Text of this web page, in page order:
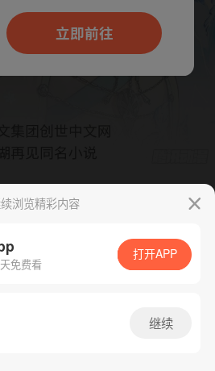
App免费看
腾漫App免费看
浏览精彩内容
免费看
打开APP
继续
App阅读，可打开App新用
户7天免费看立即前往